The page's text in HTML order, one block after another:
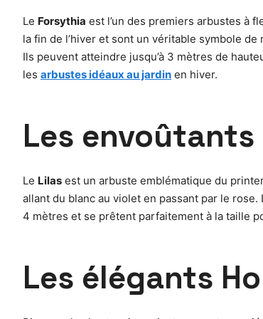
Le Forsythia est l’un des premiers arbustes à
la fin de l’hiver et sont un véritable symbole
Ils peuvent atteindre jusqu’à 3 mètres de
les arbustes idéaux au jardin en hiver.
Les envoûtants
Le Lilas est un arbuste emblématique du
allant du blanc au violet en passant par le
4 mètres et se prêtent parfaitement à la taille
Les élégants